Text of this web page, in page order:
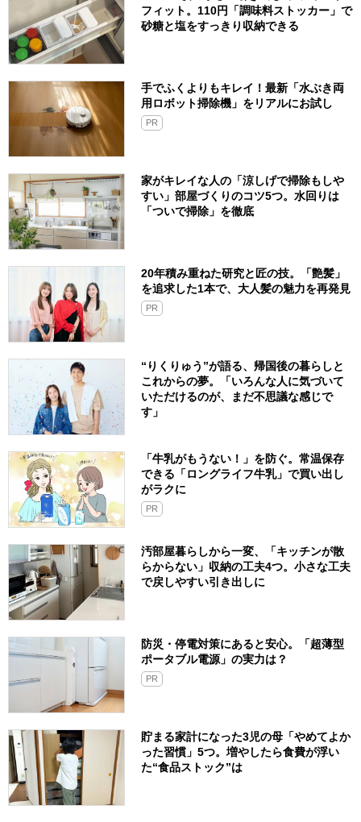
フィット。110円「調味料ストッカー」で
砂糖と塩をすっきり収納できる
手でふくよりもキレイ！最新「水ぶき両
用ロボット掃除機」をリアルにお試し
PR
家がキレイな人の「涼しげで掃除もしや
すい」部屋づくりのコツ5つ。水回りは
「ついで掃除」を徹底
20年積み重ねた研究と匠の技。「艶髪」
を追求した1本で、大人髪の魅力を再発見
PR
“りくりゅう”が語る、帰国後の暮らしと
これからの夢。「いろんな人に気づいて
いただけるのが、まだ不思議な感じで
す」
「牛乳がもうない！」を防ぐ。常温保存
できる「ロングライフ牛乳」で買い出し
がラクに
PR
汚部屋暮らしから一変、「キッチンが散
らからない」収納の工夫4つ。小さな工夫
で戻しやすい引き出しに
防災・停電対策にあると安心。「超薄型
ポータブル電源」の実力は？​
PR
貯まる家計になった3児の母「やめてよか
った習慣」5つ。増やしたら食費が浮い
た“食品ストック”は